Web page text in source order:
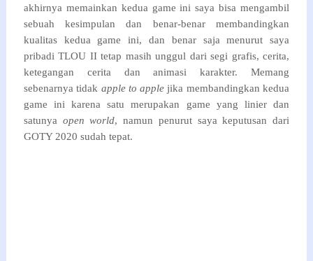
akhirnya memainkan kedua game ini saya bisa mengambil
sebuah kesimpulan dan benar-benar membandingkan
kualitas kedua game ini, dan benar saja menurut saya
pribadi TLOU II tetap masih unggul dari segi grafis, cerita,
ketegangan cerita dan animasi karakter. Memang
sebenarnya tidak apple to apple jika membandingkan kedua
game ini karena satu merupakan game yang linier dan
satunya open world, namun penurut saya keputusan dari
GOTY 2020 sudah tepat.